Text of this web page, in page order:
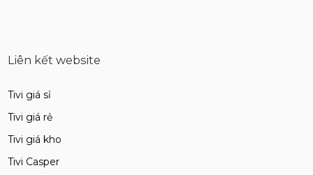
Liên kết website
Tivi giá sỉ
Tivi giá rẻ
Tivi giá kho
Tivi Casper